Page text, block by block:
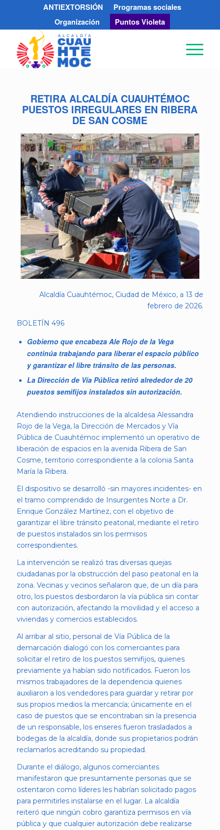
ANTIEXTORSIÓN
Programas sociales
Organización
Puntos Violeta
RETIRA ALCALDÍA CUAUHTÉMOC
PUESTOS IRREGULARES EN RIBERA
DE SAN COSME
Alcaldía Cuauhtémoc, Ciudad de México, a 13 de
febrero de 2026.
BOLETÍN 496
Gobierno que encabeza Ale Rojo de la Vega
continúa trabajando para liberar el espacio público
y garantizar el libre tránsito de las personas.
La Dirección de Vía Pública retiró alrededor de 20
puestos semifijos instalados sin autorización.
Atendiendo instrucciones de la alcaldesa Alessandra
Rojo de la Vega, la Dirección de Mercados y Vía
Pública de Cuauhtémoc implementó un operativo de
liberación de espacios en la avenida Ribera de San
Cosme, territorio correspondiente a la colonia Santa
María la Ribera.
El dispositivo se desarrolló -sin mayores incidentes- en
el tramo comprendido de Insurgentes Norte a Dr.
Enrique González Martínez, con el objetivo de
garantizar el libre tránsito peatonal, mediante el retiro
de puestos instalados sin los permisos
correspondientes.
La intervención se realizó tras diversas quejas
ciudadanas por la obstrucción del paso peatonal en la
zona. Vecinas y vecinos señalaron que, de un día para
otro, los puestos desbordaron la vía pública sin contar
con autorización, afectando la movilidad y el acceso a
viviendas y comercios establecidos.
Al arribar al sitio, personal de Vía Pública de la
demarcación dialogó con los comerciantes para
solicitar el retiro de los puestos semifijos, quienes
previamente ya habían sido notificados. Fueron los
mismos trabajadores de la dependencia quienes
auxiliaron a los vendedores para guardar y retirar por
sus propios medios la mercancía; únicamente en el
caso de puestos que se encontraban sin la presencia
de un responsable, los enseres fueron trasladados a
bodegas de la alcaldía, donde sus propietarios podrán
reclamarlos acreditando su propiedad.
Durante el diálogo, algunos comerciantes
manifestaron que presuntamente personas que se
ostentaron como líderes les habrían solicitado pagos
para permitirles instalarse en el lugar. La alcaldía
reiteró que ningún cobro garantiza permisos en vía
pública y que cualquier autorización debe realizarse